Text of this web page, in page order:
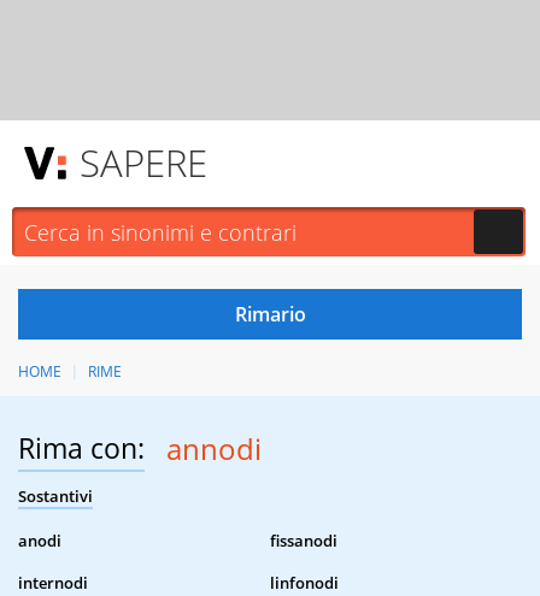
SAPERE
HOME RIME
Rima con: annodi
Sostantivi
anodi
fissanodi
internodi
linfonodi